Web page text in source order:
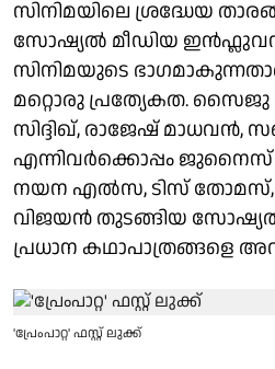
സിനിമയിലെ ശ്രദ്ധേയ
സോഷ്യൽ മീഡിയ
സിനിമയുടെ
മറ്റൊരു പ്രത്യേകത. സൈജു
സിദ്ദിഖ്, രാജേഷ് മാധവൻ,
എന്നിവർക്കൊപ്പം ജുനൈസ്
നയന എൽസ, ടിസ് തോമസ്,
വിജയൻ തുടങ്ങിയ
പ്രധാന കഥാപാത്രങ്ങളെ
'പ്രേംപാറ്റ' ഫസ്റ്റ് ലുക്ക്